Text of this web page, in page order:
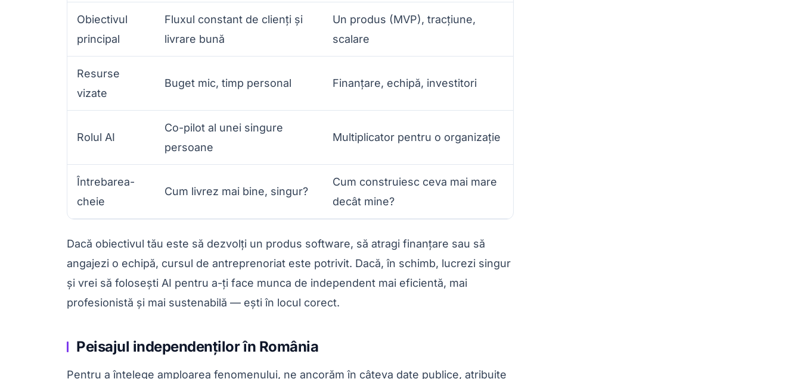
Obiectivul
principal
Fluxul constant de clienți și
livrare bună
Un produs (MVP), tracțiune,
scalare
Resurse
vizate
Buget mic, timp personal Finanțare, echipă, investitori
Rolul AI
Co-pilot al unei singure
persoane
Multiplicator pentru o organizație
Întrebarea-
cheie
Cum livrez mai bine, singur?
Cum construiesc ceva mai mare
decât mine?
Dacă obiectivul tău este să dezvolți un produs software, să atragi finanțare sau să
angajezi o echipă, cursul de antreprenoriat este potrivit. Dacă, în schimb, lucrezi singur
și vrei să folosești AI pentru a-ți face munca de independent mai eficientă, mai
profesionistă și mai sustenabilă — ești în locul corect.
Peisajul independenților în România
Pentru a înțelege amploarea fenomenului, ne ancorăm în câteva date publice, atribuite